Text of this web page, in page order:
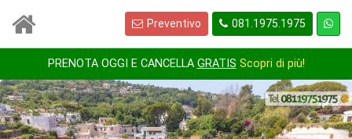
Preventivo 081.1975.1975
PRENOTA OGGI E CANCELLA GRATIS Scopri di più!